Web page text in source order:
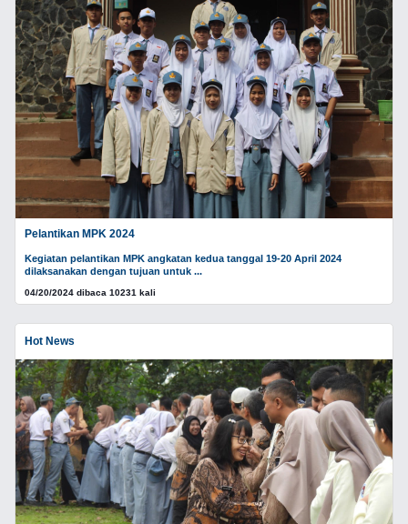
Pelantikan MPK 2024
Kegiatan pelantikan MPK angkatan kedua tanggal 19-20 April 2024
dilaksanakan dengan tujuan untuk ...
04/20/2024 dibaca 10231 kali
Hot News